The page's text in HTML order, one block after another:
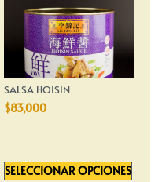
SALSA HOISIN
$83,000
SELECCIONAR OPCIONES